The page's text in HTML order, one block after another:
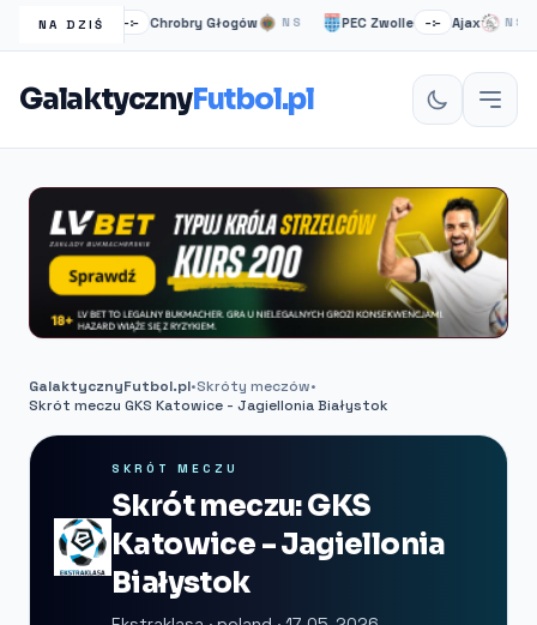
NA DZIŚ
ŁKS Łódź Chrobry Głogów NS PEC Zwolle –:– Ajax NS
GalaktycznyFutbol.pl
GalaktycznyFutbol.pl•Skróty meczów•
Skrót meczu GKS Katowice - Jagiellonia Białystok
SKRÓT MECZU
Skrót meczu: GKS
Katowice - Jagiellonia
Białystok